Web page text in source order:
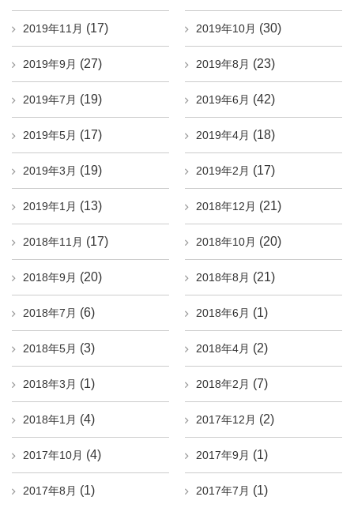
2019年11月 (17) 2019年10月 (30)
2019年9月 (27) 2019年8月 (23)
2019年7月 (19) 2019年6月 (42)
2019年5月 (17) 2019年4月 (18)
2019年3月 (19) 2019年2月 (17)
2019年1月 (13) 2018年12月 (21)
2018年11月 (17) 2018年10月 (20)
2018年9月 (20) 2018年8月 (21)
2018年7月 (6) 2018年6月 (1)
2018年5月 (3) 2018年4月 (2)
2018年3月 (1) 2018年2月 (7)
2018年1月 (4) 2017年12月 (2)
2017年10月 (4) 2017年9月 (1)
2017年8月 (1) 2017年7月 (1)